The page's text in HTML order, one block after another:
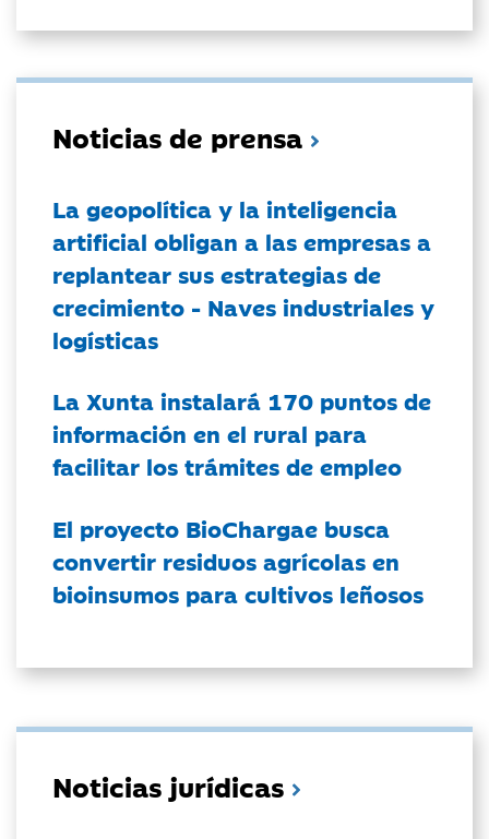
Noticias de prensa
La geopolítica y la inteligencia
artificial obligan a las empresas a
replantear sus estrategias de
crecimiento - Naves industriales y
logísticas
La Xunta instalará 170 puntos de
información en el rural para
facilitar los trámites de empleo
El proyecto BioChargae busca
convertir residuos agrícolas en
bioinsumos para cultivos leñosos
Noticias jurídicas